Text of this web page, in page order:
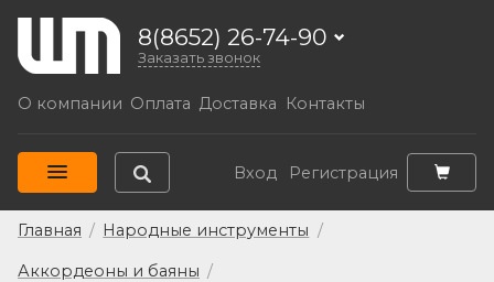
8(8652) 26-74-90
Заказать звонок
О компании Оплата Доставка Контакты
Вход Регистрация
Главная / Народные инструменты /
Аккордеоны и баяны /